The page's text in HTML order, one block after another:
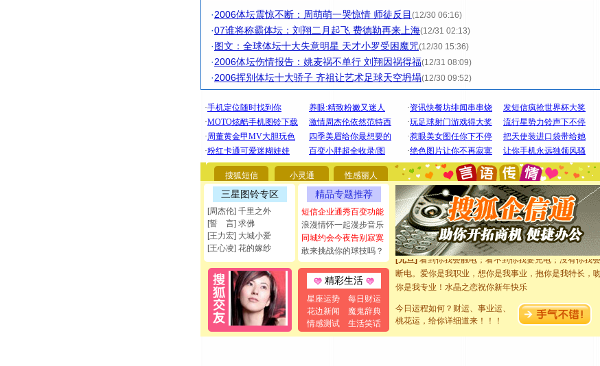
·2006体坛震惊不断：周萌萌一哭惊情 师徒反目 (12/30 06:16)
·07谁将称霸体坛：刘翔二月起飞 费德勒再来上海(12/31 02:13)
·图文：全球体坛十大失意明星 天才小罗受困魔咒(12/30 15:36)
·2006体坛伤情报告：姚麦祸不单行 刘翔因祸得福(12/31 08:09)
·2006挥别体坛十大骄子 齐祖让艺术足球天空坍塌(12/30 09:52)
搜狐短信 小灵通 性感丽人
三星图铃专区
[周杰伦] 千里之外
[誓 言] 求佛
[王力宏] 大城小爱
[王心凌] 花的嫁纱
精品专题推荐
短信企业通秀百变功能
浪漫情怀一起漫步音乐
同城约会今夜告别寂寞
敢来挑战你的球技吗？
精彩生活
星座运势
每日财运
花边新闻
魔鬼辞典
情感测试
生活笑话
[圣诞节]圣诞节到了，想想没什么送给你的，又不打算给
你太多，只有给你五千万：千万快乐！千万要健康！千万
要平安！千万要知足！千万不要忘记我！
[圣诞节]不只这样的日子才会想起你,而是这样的日子才
能正大光明地骚扰你,告诉你,圣诞要快乐!新年要快乐!天天
都要快乐噢!
[圣诞节]奉上一颗祝福的心,在这个特别的日子里,愿幸福,
如意,快乐,鲜花,一切美好的祝愿与你同在.圣诞快乐!
[元旦]看到你我会触电；看不到你我要充电；没有你我会
断电。爱你是我职业，想你是我事业，抱你是我特长，吻
你是我专业！水晶之恋祝你新年快乐
[元旦] 如果上天让我许三个愿望，一是今生今世和你在一
起；二是再生再世和你在一起；三是三生三世和你不再分
离。水晶之恋祝你新年快乐
[元旦]当我狠下心扭头离去那一刻，你在我身后无助地哭
今日运程如何？财运、事业运、
桃花运，给你详细道来！！！